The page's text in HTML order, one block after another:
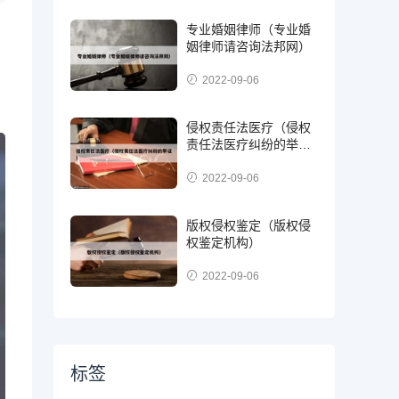
专业婚姻律师（专业婚
姻律师请咨询法邦网）
2022-09-06
侵权责任法医疗（侵权
责任法医疗纠纷的举
2022-09-06
版权侵权鉴定（版权侵
权鉴定机构）
2022-09-06
标签